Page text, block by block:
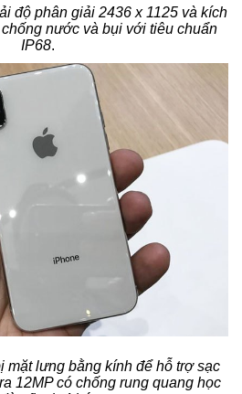
độ phân giải 2436 x 1125 và kích
nước và bụi với tiêu chuẩn
IP68.
mặt lưng bằng kính để hỗ trợ sạc
12MP có chống rung quang học